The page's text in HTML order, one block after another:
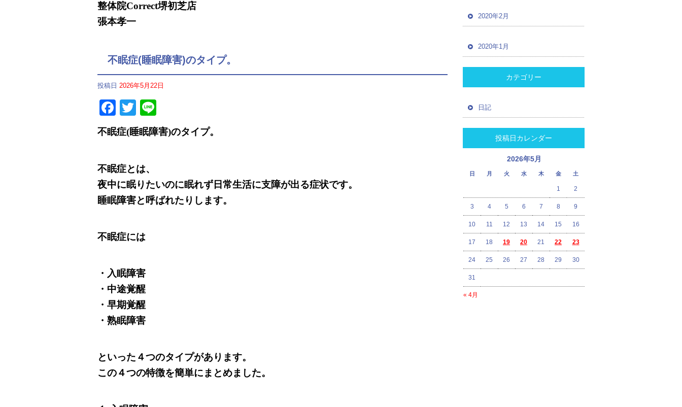
整体院Correct堺初芝店
張本孝一
不眠症(睡眠障害)のタイプ。
投稿日 2026年5月22日
Facebook
Twitter
不眠症(睡眠障害)のタイプ。
不眠症とは、
夜中に眠りたいのに眠れず日常生活に支障が出る症状です。
睡眠障害と呼ばれたりします。
不眠症には
・入眠障害
・中途覚醒
・早期覚醒
・熟眠障害
といった４つのタイプがあります。
この４つの特徴を簡単にまとめました。
2020年2月
2020年1月
カテゴリー
日記
投稿日カレンダー
2026年5月
日 月 火 水 木 金 土
« 4月
1 2
3 4 5 6 7 8 9
10 11 12 13 14 15 16
17 18 19 20 21 22 23
24 25 26 27 28 29 30
31